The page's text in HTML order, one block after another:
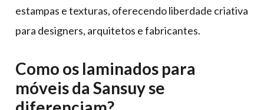
estampas e texturas, oferecendo liberdade criativa
para designers, arquitetos e fabricantes.
Como os laminados para
móveis da Sansuy se